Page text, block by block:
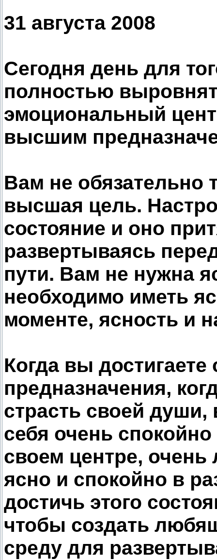
31 августа 2008
Сегодня день для
полностью
эмоциональный
высшим
Вам не обязательно
высшая цель.
состояние и оно
развертываясь
пути. Вам не нужна
необходимо иметь
моменте, ясность и
Когда вы
предназначения,
страсть своей души,
себя очень
своем центре,
ясно и спокойно в
достичь этого
чтобы создать
среду для